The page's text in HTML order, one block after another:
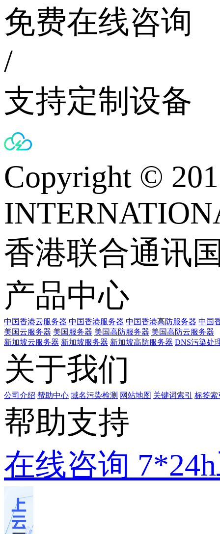
免费在线咨询
/
支持定制设备
Copyright ©
香港联合通讯
产品中心
中国香港云服务器 中国香港服务器 中国香港高防服务器 中国
美国云服务器 美国服务器 美国高防服务器 美国高防云服务器
新加坡云服务器 新加坡服务器 新加坡高防服务器 DNS污染处
关于我们
公司介绍 帮助中心 域名污染检测 网站地图 关键词索引 标签索
帮助支持
在线咨询